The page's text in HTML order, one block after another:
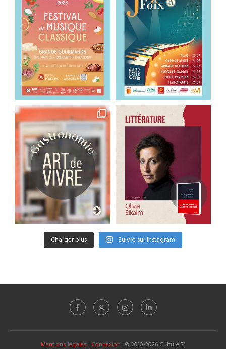
Charger plus Suivre sur Instagram
Mentions légales | Connexion | © 2010-2026 Culture 31